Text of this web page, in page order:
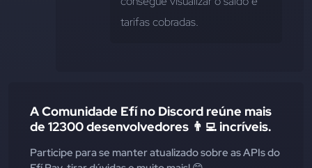
tarifas cobradas.
A Comunidade Efí no Discord reúne mais
de 12300 desenvolvedores 👨‍💻 incríveis.
Participe para se manter atualizado sobre as APIs do